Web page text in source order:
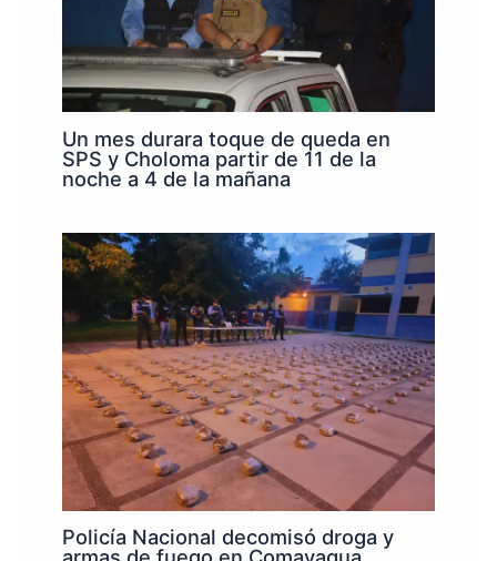
Un mes durara toque de queda en
SPS y Choloma partir de 11 de la
noche a 4 de la mañana
Policía Nacional decomisó droga y